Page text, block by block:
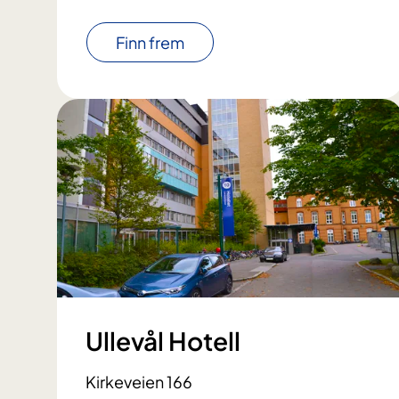
Finn frem
Ullevål Hotell
Kirkeveien 166